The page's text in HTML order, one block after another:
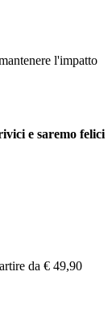
l'impatto
e saremo felici
da € 49,90